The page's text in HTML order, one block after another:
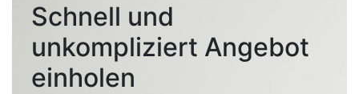
Schnell und
unkompliziert Angebot
einholen